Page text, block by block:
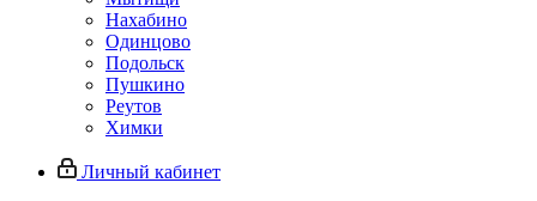
Нахабино
Одинцово
Подольск
Пушкино
Реутов
Химки
Личный кабинет